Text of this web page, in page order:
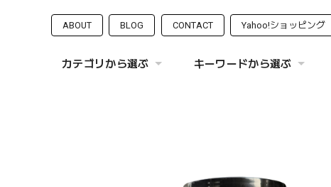
ABOUT BLOG CONTACT Yahoo!ショッピング
カテゴリから選ぶ キーワードから選ぶ